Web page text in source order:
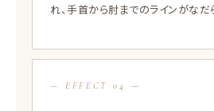
れ、手首から肘までのラインがなだ
— EFFECT 04 —